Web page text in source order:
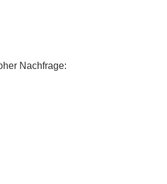
Nachfrage: